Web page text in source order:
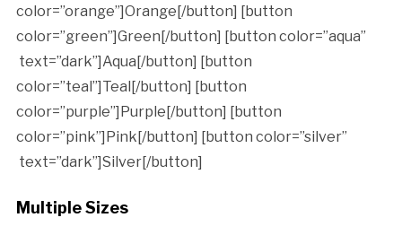
color=”orange”]Orange[/button] [button
color=”green”]Green[/button] [button color=”aqua”
text=”dark”]Aqua[/button] [button
color=”teal”]Teal[/button] [button
color=”purple”]Purple[/button] [button
color=”pink”]Pink[/button] [button color=”silver”
text=”dark”]Silver[/button]
Multiple Sizes